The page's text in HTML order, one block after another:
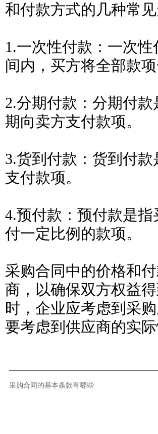
和付款方式的几种常见
1.一次性付款：一次
间内，买方将全部款
2.分期付款：分期付
期向卖方支付款项。
3.货到付款：货到付
支付款项。
4.预付款：预付款是
付一定比例的款项。
采购合同中的价格和
商，以确保双方权益
时，企业应考虑到采
要考虑到供应商的实际
采购合同的基本条款有哪些